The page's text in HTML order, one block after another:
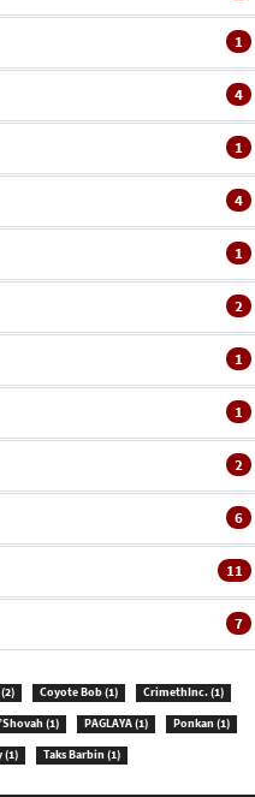
1
4
1
4
1
2
1
1
2
6
11
7
(2) Coyote Bob(1) CrimethInc.(1)
(1) PAGLAYA(1) Ponkan(1)
(1) Taks Barbin(1)